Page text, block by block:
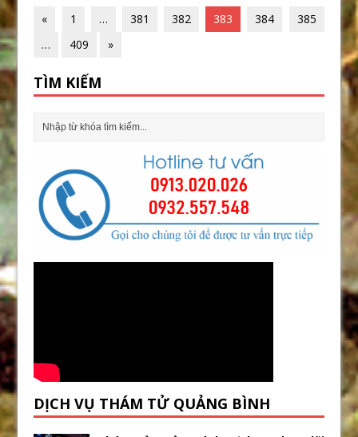
« 1 … 381 382 383 384
385
…
409 »
TÌM KIẾM
DỊCH VỤ THÁM TỬ QUẢNG BÌNH